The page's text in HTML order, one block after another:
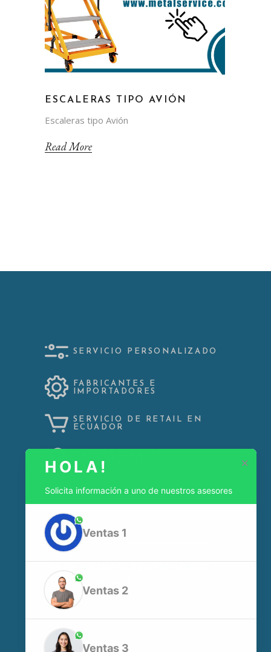
ESCALERAS TIPO AVIÓN
Escaleras tipo Avión
Read More
SERVICIO PERSONALIZADO
FABRICANTES E
IMPORTADORES
SERVICIO DE RETAIL EN
ECUADOR
CALIFICADOS
Celular:+593995882309
Oficina:
023465311
×
HOLA!
Solicita información a uno de nuestros asesores
Ventas 1
Ventas 2
Ventas 3